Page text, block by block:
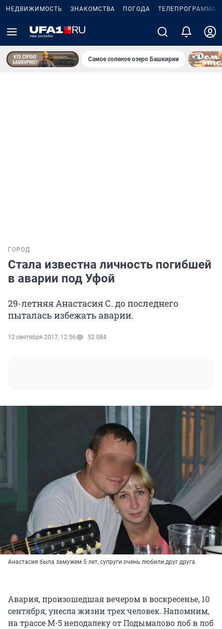
НЕДВИЖИМОСТЬ ЗНАКОМСТВА ПОГОДА ТЕЛЕПРОГРАММА
Самое соленое озеро Башкирии
ГОРОД
Стала известна личность погибшей
в аварии под Уфой
29-летняя Анастасия С. до последнего
пыталась избежать аварии.
12 сентября 2017, 12:56 52 084
Анастасия была замужем 5 лет, супруги очень любили друг друга
Авария, произошедшая вечером в воскресенье, 10
сентября, унесла жизни трех человек. Напомним,
на трассе М-5 неподалеку от Подымалово лоб в лоб